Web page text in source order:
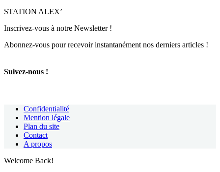
STATION ALEX’
Inscrivez-vous à notre Newsletter !
Abonnez-vous pour recevoir instantanément nos derniers articles !
Suivez-nous !
Confidentialité
Mention légale
Plan du site
Contact
A propos
Welcome Back!